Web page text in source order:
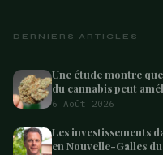
DERNIERS ARTICLES
Une étude montre
du cannabis peut
atteints de démence
6 Août 2026
Les investissements
en Nouvelle-Galles